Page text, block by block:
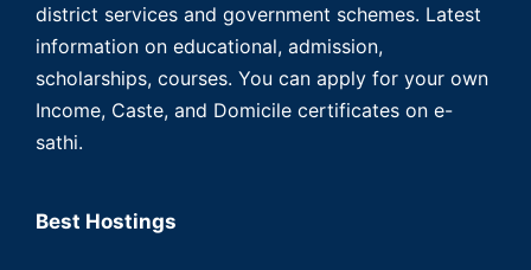
district services and government schemes. Latest
information on educational, admission,
scholarships, courses. You can apply for your own
Income, Caste, and Domicile certificates on e-
sathi.
Best Hostings